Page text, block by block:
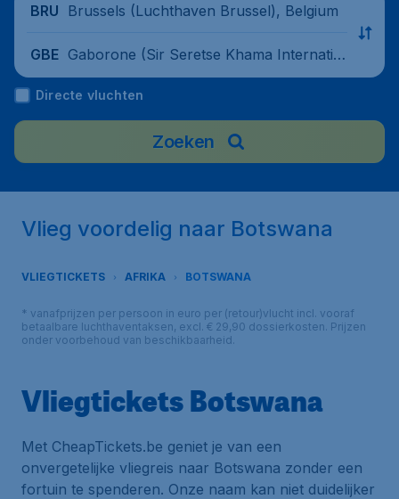
BRU Brussels (Luchthaven Brussel), Belgium
GBE Gaborone (Sir Seretse Khama Internatio
nal Airport), Botswana
Directe vluchten
Zoeken
Vlieg voordelig naar Botswana
VLIEGTICKETS AFRIKA BOTSWANA
* vanafprijzen per persoon in euro per (retour)vlucht incl. vooraf
betaalbare luchthaventaksen, excl. € 29,90 dossierkosten. Prijzen
onder voorbehoud van beschikbaarheid.
Vliegtickets Botswana
Met CheapTickets.be geniet je van een
onvergetelijke vliegreis naar Botswana zonder een
fortuin te spenderen. Onze naam kan niet duidelijker